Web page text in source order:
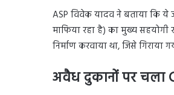
ASP विवेक यादव ने बताया कि ये
माफिया रहा है) का मुख्य
निर्माण करवाया था, जिसे गिराया
अवैध दुकानों पर चला